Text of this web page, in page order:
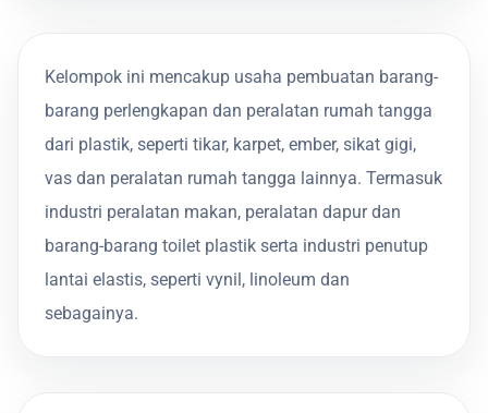
Kelompok ini mencakup usaha pembuatan barang-
barang perlengkapan dan peralatan rumah tangga
dari plastik, seperti tikar, karpet, ember, sikat gigi,
vas dan peralatan rumah tangga lainnya. Termasuk
industri peralatan makan, peralatan dapur dan
barang-barang toilet plastik serta industri penutup
lantai elastis, seperti vynil, linoleum dan
sebagainya.